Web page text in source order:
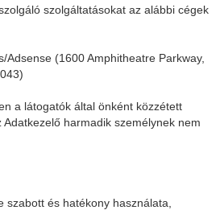
szolgáltatásokat az alábbi cégek
Adsense (1600 Amphitheatre Parkway,
a látogatók által önként közzétett
harmadik személynek nem
szabott és hatékony használata,